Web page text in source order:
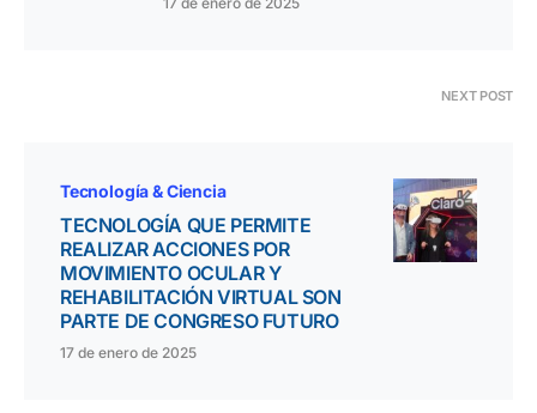
NEXT POST
Tecnología & Ciencia
TECNOLOGÍA QUE PERMITE
REALIZAR ACCIONES POR
MOVIMIENTO OCULAR Y
REHABILITACIÓN VIRTUAL SON
PARTE DE CONGRESO FUTURO
17 de enero de 2025